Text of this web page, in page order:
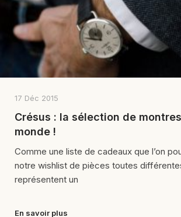
17 Déc 2015
Crésus : la sélection de
monde !
Comme une liste de cadeaux que l’on
notre wishlist de pièces toutes
représentent un
En savoir plus